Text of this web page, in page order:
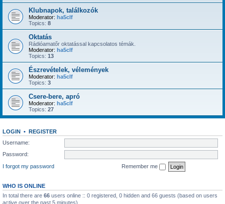
Klubnapok, találkozók
Moderator: ha5clf
Topics: 8
Oktatás
Rádióamatőr oktatással kapcsolatos témák.
Moderator: ha5clf
Topics: 13
Észrevételek, vélemények
Moderator: ha5clf
Topics: 3
Csere-bere, apró
Moderator: ha5clf
Topics: 27
LOGIN • REGISTER
Username:
Password:
I forgot my password
Remember me
WHO IS ONLINE
In total there are 66 users online :: 0 registered, 0 hidden and 66 guests (based on users
active over the past 5 minutes)